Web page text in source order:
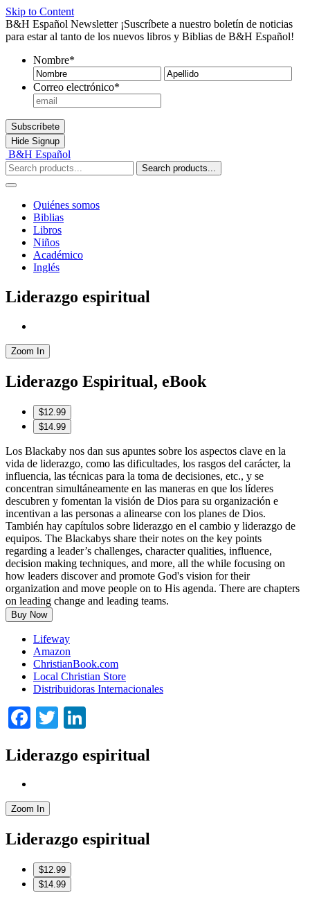
Skip to Content
B&H Español Newsletter ¡Suscríbete a nuestro boletín de noticias
para estar al tanto de los nuevos libros y Biblias de B&H Español!
Nombre*
Nombre
Correo electrónico*
Subscríbete
Hide Signup
B&H Español
Search products...
Quiénes somos
Biblias
Libros
Niños
Académico
Inglés
Liderazgo espiritual
Zoom In
Liderazgo Espiritual, eBook
$12.99
$14.99
Los Blackaby nos dan sus apuntes sobre los aspectos clave en la
vida de liderazgo, como las dificultades, los rasgos del carácter, la
influencia, las técnicas para la toma de decisiones, etc., y se
concentran simultáneamente en las maneras en que los líderes
descubren y fomentan la visión de Dios para su organización e
incentivan a las personas a alinearse con los planes de Dios.
También hay capítulos sobre liderazgo en el cambio y liderazgo de
equipos. The Blackabys share their notes on the key points
regarding a leader’s challenges, character qualities, influence,
decision making techniques, and more, all the while focusing on
how leaders discover and promote God's vision for their
organization and move people on to His agenda. There are chapters
on leading change and leading teams.
Buy Now
Lifeway
Amazon
ChristianBook.com
Local Christian Store
Distribuidoras Internacionales
Facebook
Twitter
Liderazgo espiritual
Zoom In
Liderazgo espiritual
$12.99
$14.99